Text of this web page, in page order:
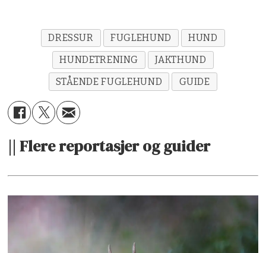
DRESSUR FUGLEHUND
HUND
HUNDETRENING
JAKTHUND
STÅENDE FUGLEHUND
GUIDE
|| Flere reportasjer og guider